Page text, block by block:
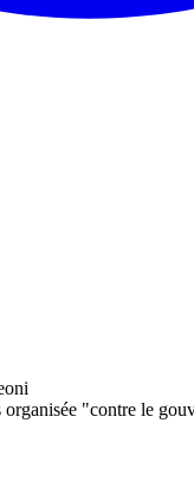
"contre le